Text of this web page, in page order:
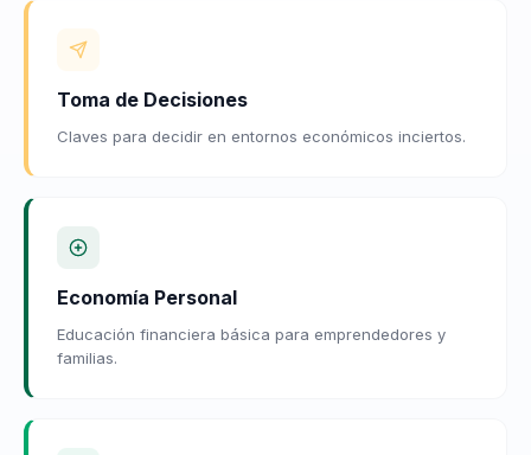
Toma de Decisiones
Claves para decidir en entornos económicos inciertos.
Economía Personal
Educación financiera básica para emprendedores y
familias.